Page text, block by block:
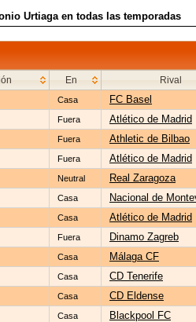
Urtiaga en todas las temporadas
En Rival
Casa FC Basel
Fuera Atlético de Madrid
Fuera Athletic de Bilbao
Fuera Atlético de Madrid
Neutral Real Zaragoza
Casa Nacional de
Casa Atlético de Madrid
Fuera Dinamo Zagreb
Casa Málaga CF
Casa CD Tenerife
Casa CD Eldense
Casa Blackpool FC